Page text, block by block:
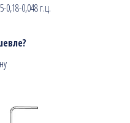
0,18-0,048 г.ц.